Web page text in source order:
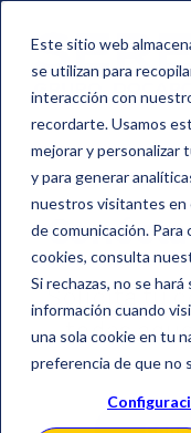
Este sitio web
se utilizan para
interacción con
recordarte. Usamos
mejorar y personalizar
y para generar
nuestros visitantes en
de comunicación. Para
cookies, consulta
Si rechazas, no se
información cuando
una sola cookie en tu
preferencia de que no
Solicita tu
todas